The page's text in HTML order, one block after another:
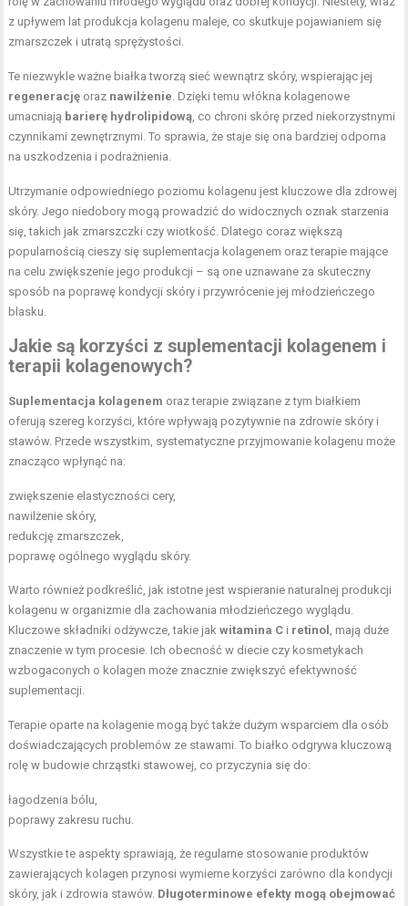
z upływem lat produkcja kolagenu maleje, co skutkuje pojawianiem się
zmarszczek i utratą sprężystości.
Te niezwykle ważne białka tworzą sieć wewnątrz skóry, wspierając jej
regenerację oraz nawilżenie. Dzięki temu włókna kolagenowe
umacniają barierę hydrolipidową, co chroni skórę przed niekorzystnymi
czynnikami zewnętrznymi. To sprawia, że staje się ona bardziej odporna
na uszkodzenia i podrażnienia.
Utrzymanie odpowiedniego poziomu kolagenu jest kluczowe dla zdrowej
skóry. Jego niedobory mogą prowadzić do widocznych oznak starzenia
się, takich jak zmarszczki czy wiotkość. Dlatego coraz większą
popularnością cieszy się suplementacja kolagenem oraz terapie mające
na celu zwiększenie jego produkcji – są one uznawane za skuteczny
sposób na poprawę kondycji skóry i przywrócenie jej młodzieńczego
blasku.
Jakie są korzyści z suplementacji kolagenem i
terapii kolagenowych?
Suplementacja kolagenem oraz terapie związane z tym białkiem
oferują szereg korzyści, które wpływają pozytywnie na zdrowie skóry i
stawów. Przede wszystkim, systematyczne przyjmowanie kolagenu może
znacząco wpłynąć na:
zwiększenie elastyczności cery,
nawilżenie skóry,
redukcję zmarszczek,
poprawę ogólnego wyglądu skóry.
Warto również podkreślić, jak istotne jest wspieranie naturalnej produkcji
kolagenu w organizmie dla zachowania młodzieńczego wyglądu.
Kluczowe składniki odżywcze, takie jakwitamina C i retinol , mają duże
znaczenie w tym procesie. Ich obecność w diecie czy kosmetykach
wzbogaconych o kolagen może znacznie zwiększyć efektywność
suplementacji.
Terapie oparte na kolagenie mogą być także dużym wsparciem dla osób
doświadczających problemów ze stawami. To białko odgrywa kluczową
rolę w budowie chrząstki stawowej, co przyczynia się do:
łagodzenia bólu,
poprawy zakresu ruchu.
Wszystkie te aspekty sprawiają, że regularne stosowanie produktów
zawierających kolagen przynosi wymierne korzyści zarówno dla kondycji
skóry, jak i zdrowia stawów. Długoterminowe efekty mogą obejmować